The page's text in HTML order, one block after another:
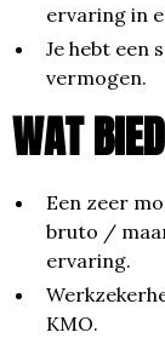
ervaring in
Je hebt een
vermogen.
WAT
Een zeer
bruto /
ervaring.
KMO.